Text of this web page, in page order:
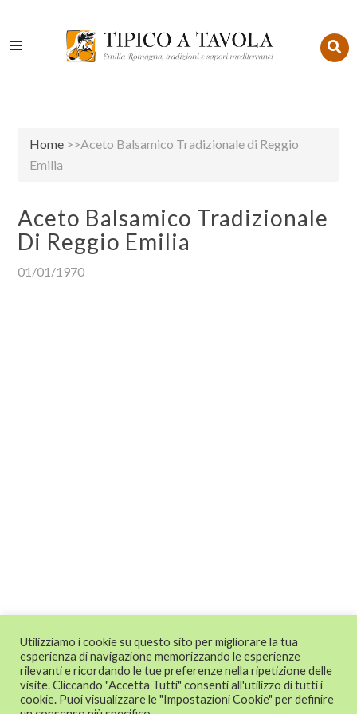
Home >>Aceto Balsamico Tradizionale di Reggio
Emilia
Aceto Balsamico Tradizionale
Di Reggio Emilia
01/01/1970
Utilizziamo i cookie su questo sito per migliorare la tua
esperienza di navigazione memorizzando le esperienze
rilevanti e ricordando le tue preferenze nella ripetizione delle
visite. Cliccando "Accetta Tutti" consenti all'utilizzo di tutti i
cookie. Puoi visualizzare le "Impostazioni Cookie" per definire